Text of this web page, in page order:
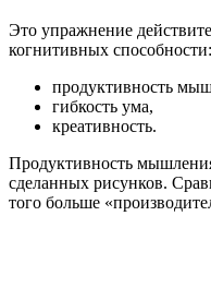
Это упражнение
когнитивных способности:
продуктивность
гибкость ума,
креативность.
Продуктивность
сделанных рисунков.
того больше